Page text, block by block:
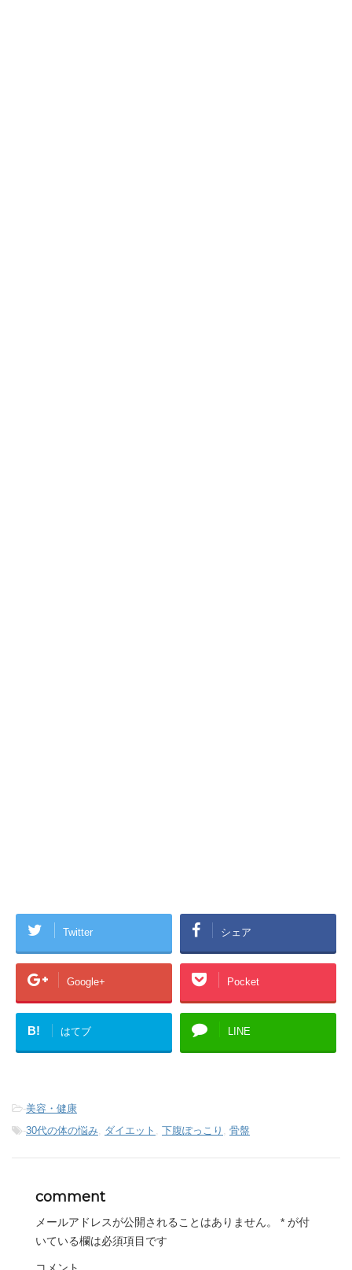
Twitter シェア
Google+ Pocket
B! はてブ LINE
-美容・健康
-30代の体の悩み ダイエット 下腹ぽっこり 骨盤
comment
メールアドレスが公開されることはありません。 * が付
いている欄は必須項目です
コメント